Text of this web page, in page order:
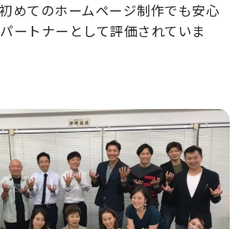
めてのホームページ制作でも安心
ートナーとして評価されていま